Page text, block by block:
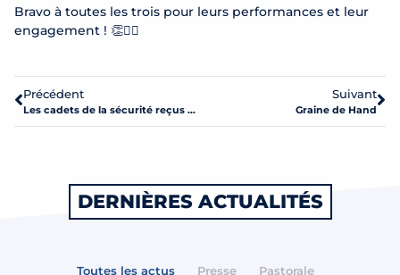
Bravo à toutes les trois pour leurs performances et leur
engagement ! 👏🏃‍♀️
Précédent
Les cadets de la sécurité reçus à la Préfecture de Laval.
Suivant
Graine de Hand
DERNIÈRES ACTUALITÉS
Toutes les actus Presse Pastorale